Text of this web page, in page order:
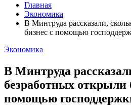
Главная
Экономика
В Минтруда рассказали,
бизнес с помощью
Экономика
В Минтруда
безработных открыли
помощью